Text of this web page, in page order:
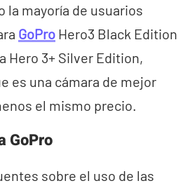
la mayoría de usuarios
GoPro Hero3 Black Edition
Hero 3+ Silver Edition,
es una cámara de mejor
el mismo precio.
GoPro
sobre el uso de las